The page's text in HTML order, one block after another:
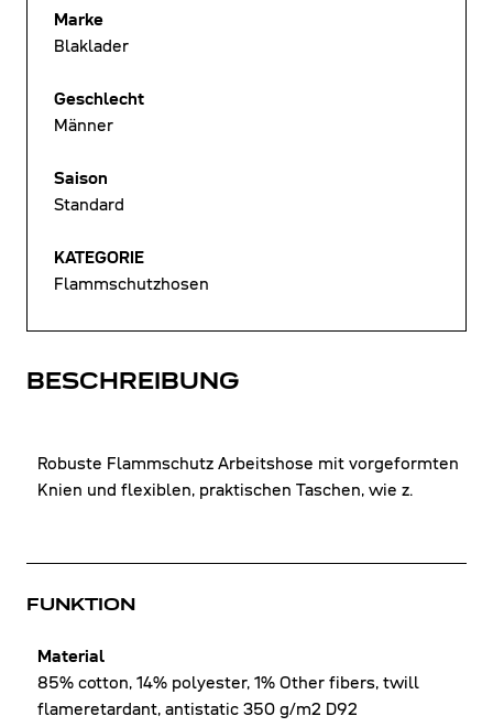
BESCHREIBUNG
Robuste Flammschutz Arbeitshose mit vorgeformten
Knien und flexiblen, praktischen Taschen, wie z.
FUNKTION
Material
85% cotton, 14% polyester, 1% Other fibers, twill
flameretardant, antistatic 350 g/m2 D92
Marke
Blaklader
Geschlecht
Männer
Saison
Standard
KATEGORIE
Flammschutzhosen